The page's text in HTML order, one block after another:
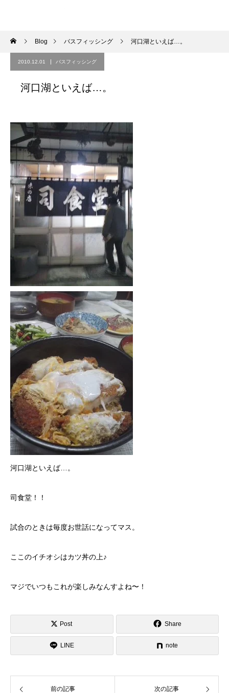
Blog バスフィッシング 河口湖といえば…。
2010.12.01 バスフィッシング
河口湖といえば…。
河口湖といえば…。
司食堂！！
試合のときは毎度お世話になってマス。
ここのイチオシはカツ丼の上♪
マジでいつもこれが楽しみなんすよね〜！
Post Share
LINE note
前の記事 次の記事